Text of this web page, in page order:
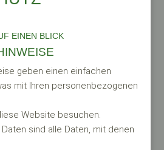
EINEN BLICK
geben einen einfachen
mit Ihren personenbezogenen
Website besuchen.
sind alle Daten, mit denen